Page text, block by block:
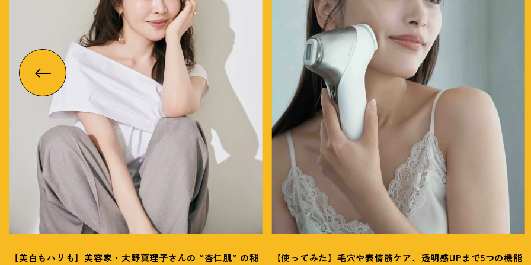
【美白もハリも】美容家・大野真理子さんの “杏仁肌” の秘
【使ってみた】毛穴や表情筋ケア、透明感UPまで5つの機能